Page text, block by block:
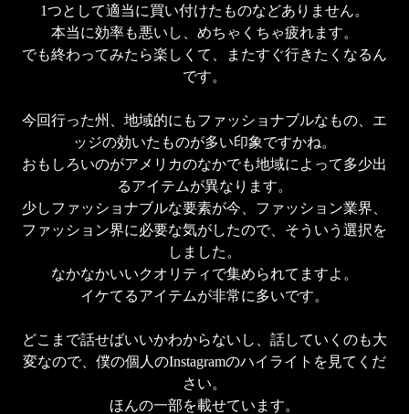
1つとして適当に買い付けたものなどありません。
本当に効率も悪いし、めちゃくちゃ疲れます。
でも終わってみたら楽しくて、またすぐ行きたくなるん
です。
今回行った州、地域的にもファッショナブルなもの、エ
ッジの効いたものが多い印象ですかね。
おもしろいのがアメリカのなかでも地域によって多少出
るアイテムが異なります。
少しファッショナブルな要素が今、ファッション業界、
ファッション界に必要な気がしたので、そういう選択を
しました。
なかなかいいクオリティで集められてますよ。
イケてるアイテムが非常に多いです。
どこまで話せばいいかわからないし、話していくのも大
変なので、僕の個人のInstagramのハイライトを見てくだ
さい。
ほんの一部を載せています。